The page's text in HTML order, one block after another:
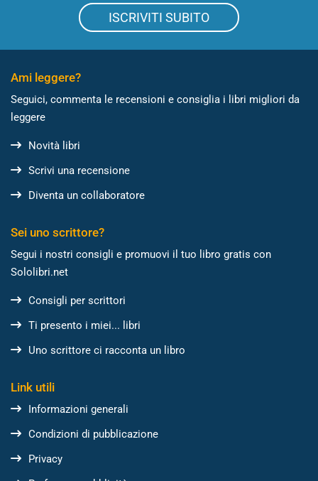
ISCRIVITI SUBITO
Ami leggere?
Seguici, commenta le recensioni e consiglia i libri migliori da
leggere
Novità libri
Scrivi una recensione
Diventa un collaboratore
Sei uno scrittore?
Segui i nostri consigli e promuovi il tuo libro gratis con
Sololibri.net
Consigli per scrittori
Ti presento i miei... libri
Uno scrittore ci racconta un libro
Link utili
Informazioni generali
Condizioni di pubblicazione
Privacy